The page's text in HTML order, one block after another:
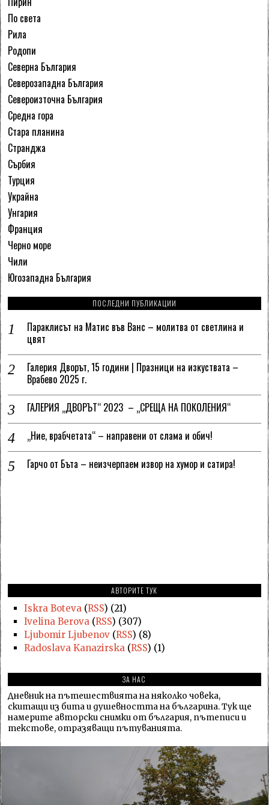
По света
Рила
Родопи
Северна България
Северозападна България
Североизточна България
Средна гора
Стара планина
Странджа
Сърбия
Турция
Украйна
Унгария
Франция
Черно море
Чили
Югозападна България
ПОСЛЕДНИ ПУБЛИКАЦИИ
Параклисът на Матис във Ванс – молитва от светлина и
цвят
Галерия Дворът, 15 години | Празници на изкуствата –
Врабево 2025 г.
ГАЛЕРИЯ „ДВОРЪТ“ 2023 – „СРЕЩА НА ПОКОЛЕНИЯ“
„Ние, врабчетата“ – направени от слама и обич!
Гарчо от Бъта – неизчерпаем извор на хумор и сатира!
АВТОРИТЕ ТУК
Iskra Boteva(RSS) (21)
Ivelina Berova(RSS) (307)
Ljubomir Ljubenov(RSS) (8)
Radoslava Kanazirska(RSS) (1)
ЗА НАС
Дневник на пътешествията на няколко човека,
скитащи из бита и душевността на българина. Тук ще
намерите авторски снимки от българия, пътеписи и
текстове, отразяващи пътуванията.